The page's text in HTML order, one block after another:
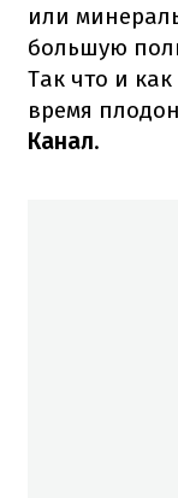
или
большую
Так что и
время
Канал.